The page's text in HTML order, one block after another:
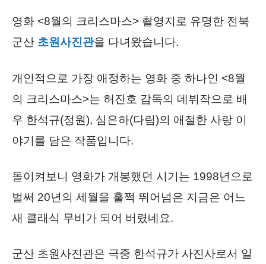
영화 <8월의 크리스마스> 촬영지로 유명한 전북
군산 초원사진관을 다녀왔습니다.
개인적으로 가장 애정하는 영화 중 하나인 <8월
의 크리스마스>는 허진호 감독의 데뷔작으로 배
우 한석규(정원), 심은하(다림)의 애절한 사랑 이
야기를 담은 작품입니다.
돌이켜보니 영화가 개봉했던 시기는 1998년으로
벌써 20년의 세월을 훌쩍 뛰어넘은 지금은 어느
새 클래식 무비가 되어 버렸네요.
군산 초원사진관은 극중 한석규가 사진사로서 일